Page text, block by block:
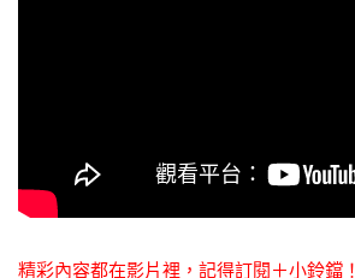
精彩內容都在影片裡，記得訂閱＋小鈴鐺！